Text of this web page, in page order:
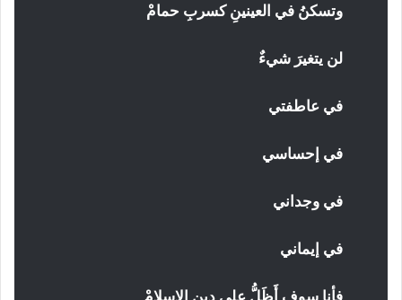
وتسكنُ في العينينِ كسربِ حمامْ
لن يتغيرَ شيءٌ
في عاطفتي
في إحساسي
في وجداني
في إيماني
فأنا سوف أَظَلُّ على دين الإسلامْ